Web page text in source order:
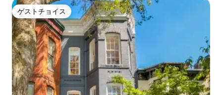
ゲストチョイス
ゲストチョイス